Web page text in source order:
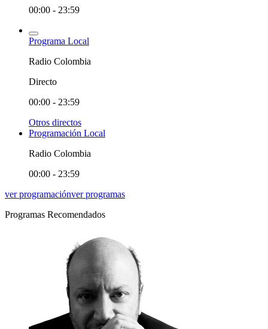
00:00 - 23:59
Programa Local
Radio Colombia
Directo
00:00 - 23:59
Otros directos
Programación Local
Radio Colombia
00:00 - 23:59
ver programaciónver programas
Programas Recomendados